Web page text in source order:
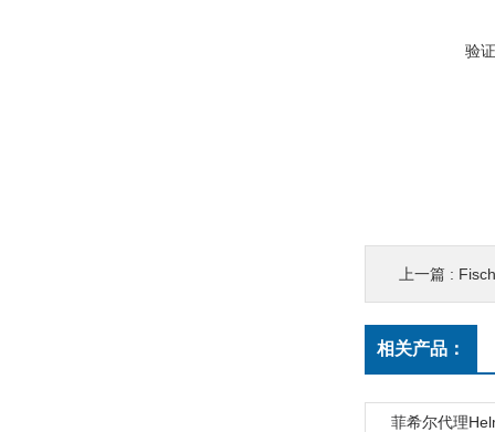
验
上一篇 :
相关产品：
菲希尔代理